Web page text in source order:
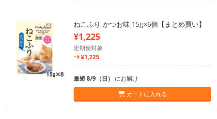
ねこふり かつお味 15g×6個【まとめ買い】
¥1,225
定期便対象
¥1,225
最短 8/9（日） にお届け
カートに入れる